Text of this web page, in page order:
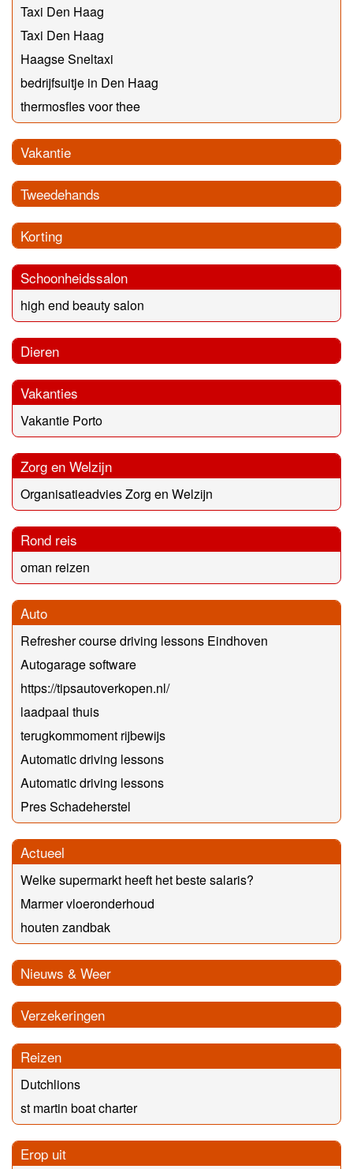
Taxi Den Haag
Taxi Den Haag
Haagse Sneltaxi
bedrijfsuitje in Den Haag
thermosfles voor thee
Vakantie
Tweedehands
Korting
Schoonheidssalon
high end beauty salon
Dieren
Vakanties
Vakantie Porto
Zorg en Welzijn
Organisatieadvies Zorg en Welzijn
Rond reis
oman reizen
Auto
Refresher course driving lessons Eindhoven
Autogarage software
https://tipsautoverkopen.nl/
laadpaal thuis
terugkommoment rijbewijs
Automatic driving lessons
Automatic driving lessons
Pres Schadeherstel
Actueel
Welke supermarkt heeft het beste salaris?
Marmer vloeronderhoud
houten zandbak
Nieuws & Weer
Verzekeringen
Reizen
Dutchlions
st martin boat charter
Erop uit